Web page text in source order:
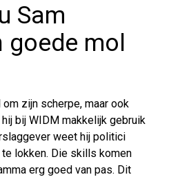
Sam
goede mol
zijn scherpe, maar ook
bij WIDM makkelijk gebruik
weet hij politici
lokken. Die skills komen
erg goed van pas. Dit